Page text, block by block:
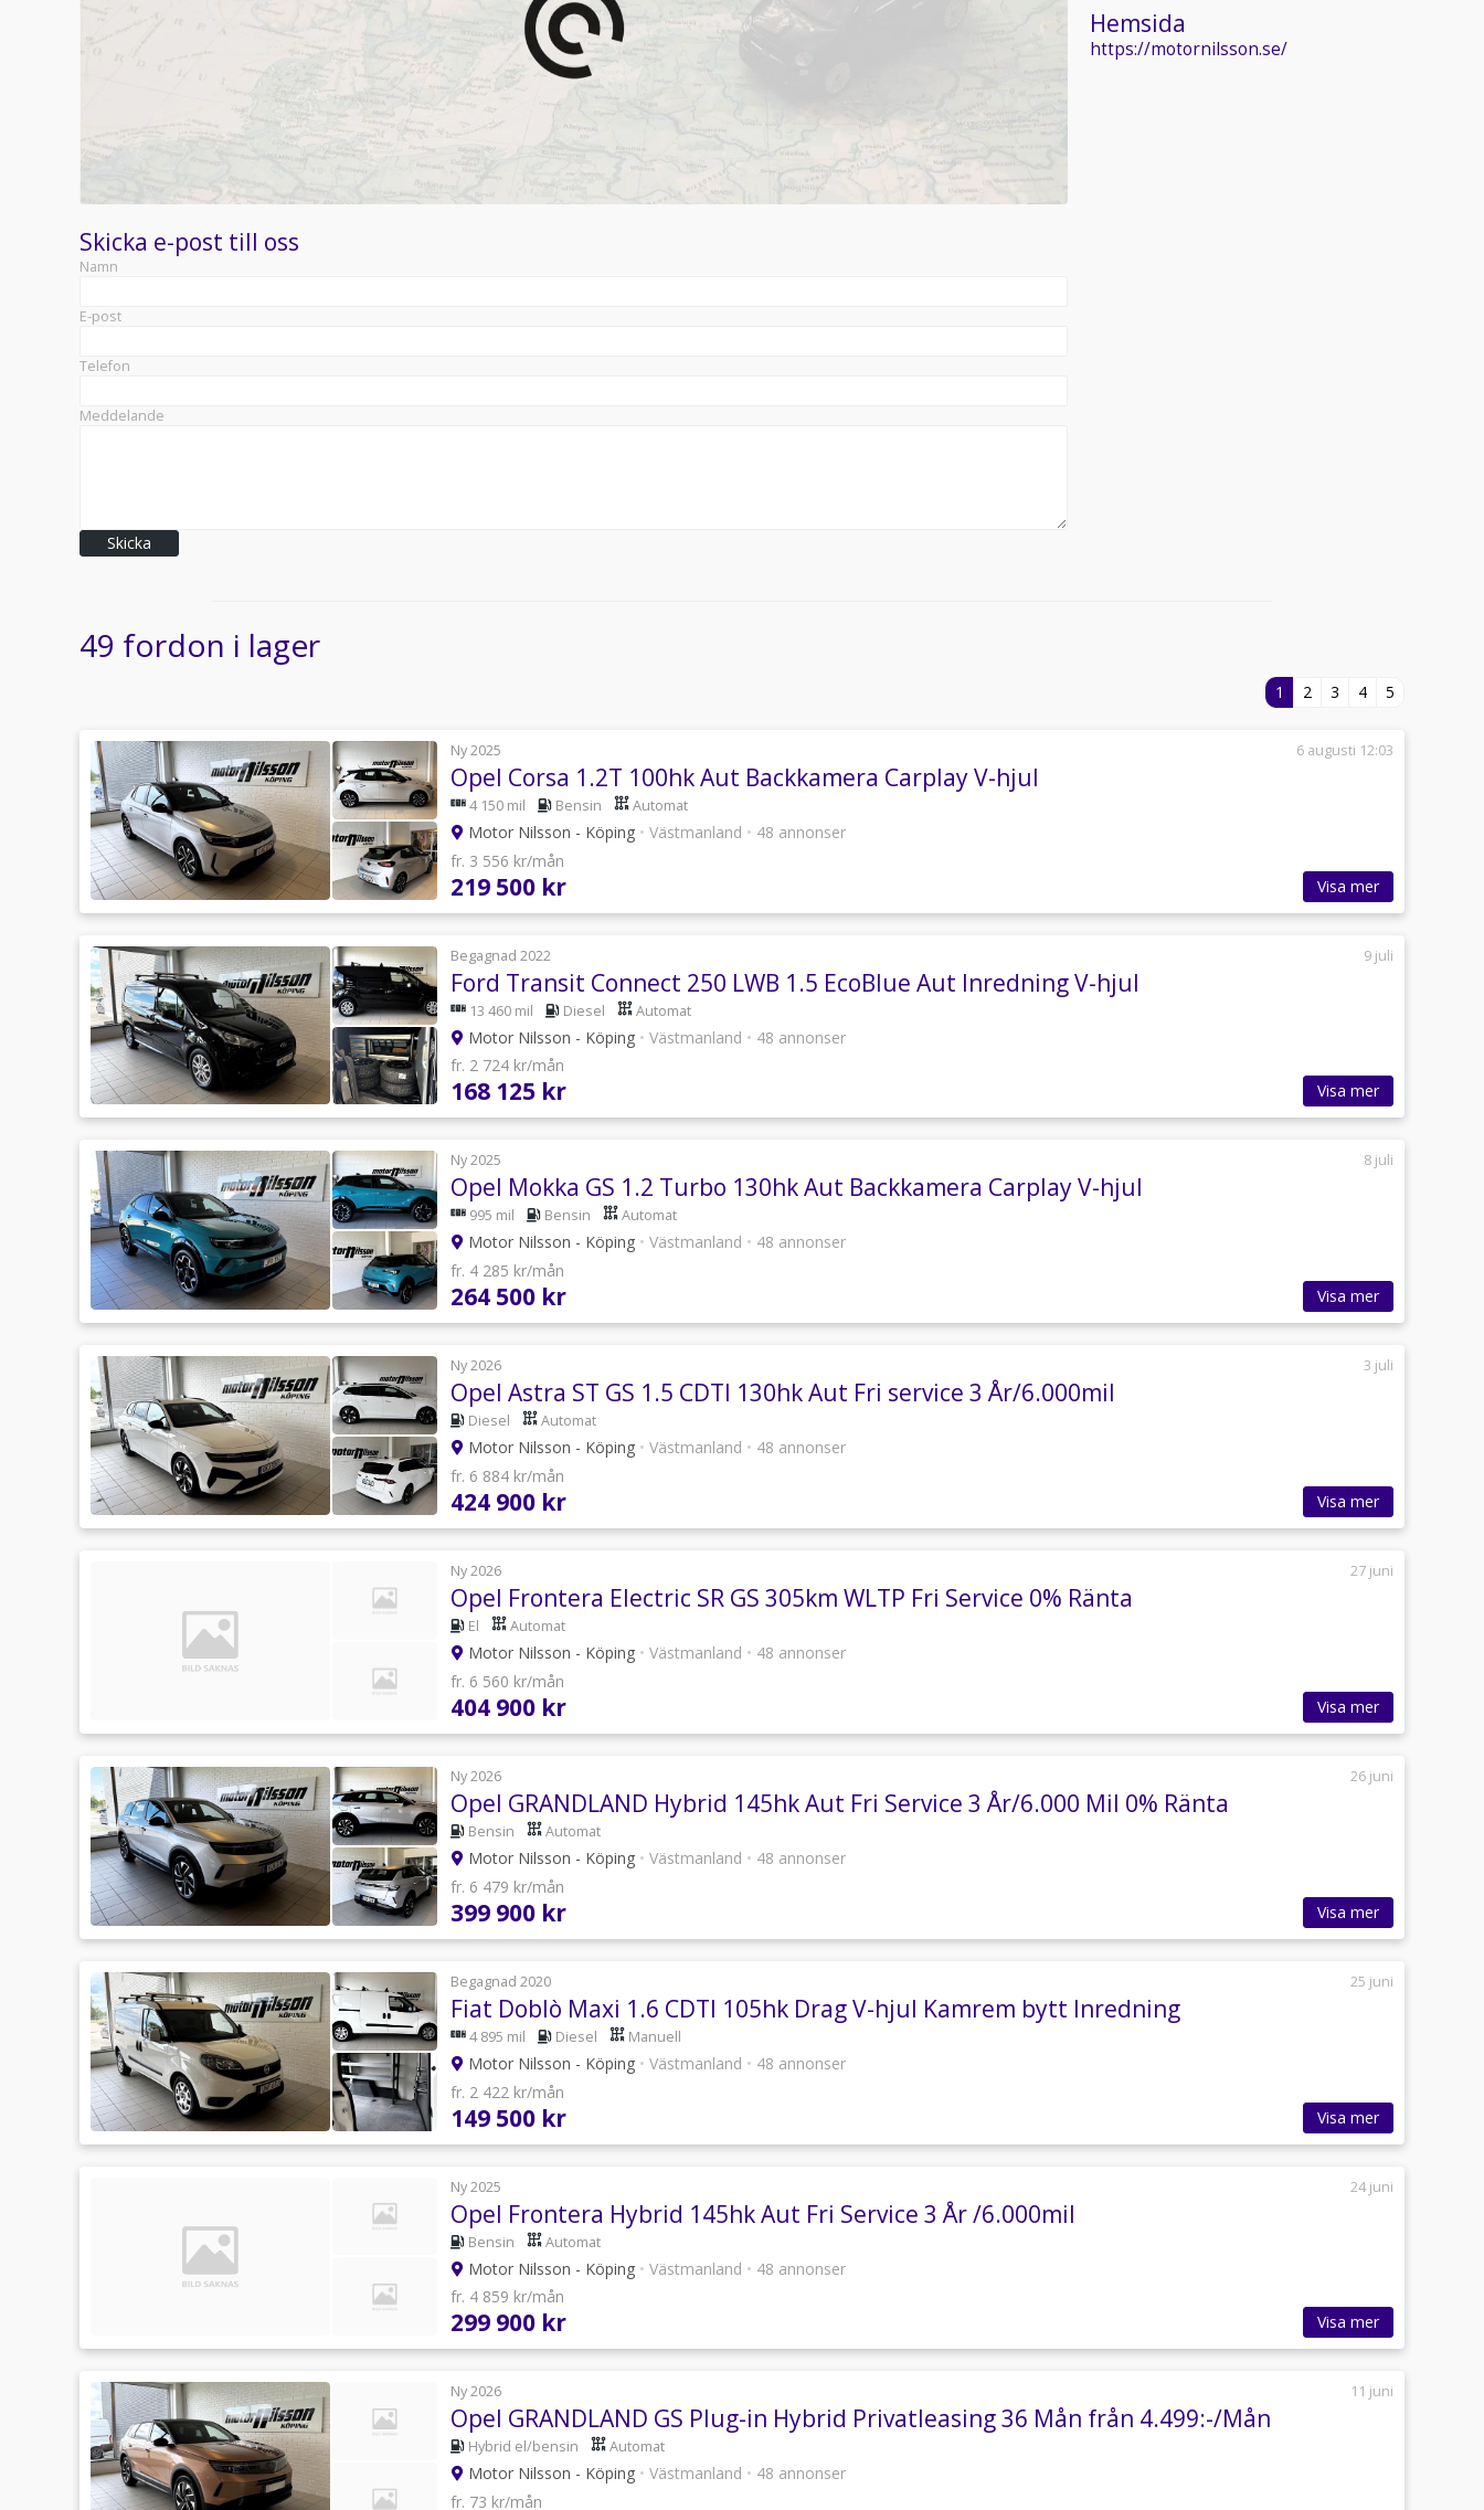
Skicka e-post till oss
Namn
E-post
Telefon
Meddelande
Skicka
Hemsida
https://motornilsson.se/
49 fordon i lager
1 2 3 4 5
Ny 2025 6 augusti 12:03
Opel Corsa 1.2T 100hk Aut Backkamera Carplay V-hjul
4 150 mil Bensin Automat
Motor Nilsson - Köping • Västmanland • 48 annonser
fr. 3 556 kr/mån
219 500 kr Visa mer
Begagnad 2022 9 juli
Ford Transit Connect 250 LWB 1.5 EcoBlue Aut Inredning V-hjul
13 460 mil Diesel Automat
Motor Nilsson - Köping • Västmanland • 48 annonser
fr. 2 724 kr/mån
168 125 kr Visa mer
Ny 2025 8 juli
Opel Mokka GS 1.2 Turbo 130hk Aut Backkamera Carplay V-hjul
995 mil Bensin Automat
Motor Nilsson - Köping • Västmanland • 48 annonser
fr. 4 285 kr/mån
264 500 kr Visa mer
Ny 2026 3 juli
Opel Astra ST GS 1.5 CDTI 130hk Aut Fri service 3 År/6.000mil
Diesel Automat
Motor Nilsson - Köping • Västmanland • 48 annonser
fr. 6 884 kr/mån
424 900 kr Visa mer
Ny 2026 27 juni
Opel Frontera Electric SR GS 305km WLTP Fri Service 0% Ränta
El Automat
Motor Nilsson - Köping • Västmanland • 48 annonser
fr. 6 560 kr/mån
404 900 kr Visa mer
Ny 2026 26 juni
Opel GRANDLAND Hybrid 145hk Aut Fri Service 3 År/6.000 Mil 0% Ränta
Bensin Automat
Motor Nilsson - Köping • Västmanland • 48 annonser
fr. 6 479 kr/mån
399 900 kr Visa mer
Begagnad 2020 25 juni
Fiat Doblò Maxi 1.6 CDTI 105hk Drag V-hjul Kamrem bytt Inredning
4 895 mil Diesel Manuell
Motor Nilsson - Köping • Västmanland • 48 annonser
fr. 2 422 kr/mån
149 500 kr Visa mer
Ny 2025 24 juni
Opel Frontera Hybrid 145hk Aut Fri Service 3 År /6.000mil
Bensin Automat
Motor Nilsson - Köping • Västmanland • 48 annonser
fr. 4 859 kr/mån
299 900 kr Visa mer
Ny 2026 11 juni
Opel GRANDLAND GS Plug-in Hybrid Privatleasing 36 Mån från 4.499:-/Mån
Hybrid el/bensin Automat
Motor Nilsson - Köping • Västmanland • 48 annonser
fr. 73 kr/mån